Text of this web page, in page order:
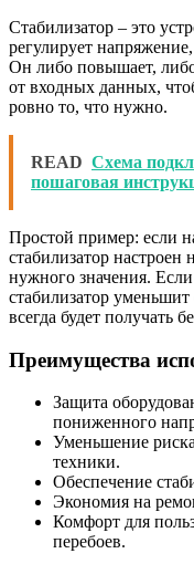
Стабилизатор – это
регулирует
Он либо повышает,
от входных данных,
ровно то, что нужно.
READ Схема
пошаговая
Простой пример: если
стабилизатор
нужного значения.
стабилизатор
всегда будет получать
Преимущества
Защита
пониженного
Уменьшение
техники.
Обеспечение
Экономия на
Комфорт для
перебоев.